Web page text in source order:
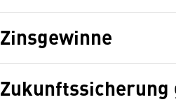
Zinsgewinne
Zukunftssicherung